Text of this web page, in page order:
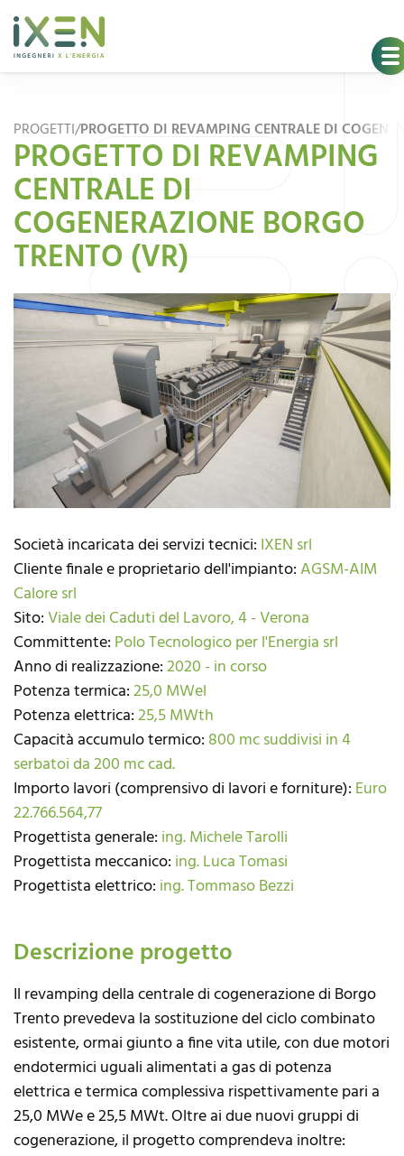
PROGETTI/PROGETTO DI REVAMPING CENTRALE DI
PROGETTO DI REVAMPING
CENTRALE DI
COGENERAZIONE BORGO
TRENTO (VR)
Società incaricata dei servizi tecnici: IXEN srl
Cliente finale e proprietario dell'impianto:AGSM-AIM
Calore srl
Sito:Viale dei Caduti del Lavoro, 4 - Verona
Committente: Polo Tecnologico per l'Energia srl
Anno di realizzazione:2020 - in corso
Potenza termica:25,0 MWel
Potenza elettrica:25,5 MWth
Capacità accumulo termico: 800 mc suddivisi in 4
serbatoi da 200 mc cad.
Importo lavori (comprensivo di lavori e forniture): Euro
22.766.564,77
Progettista generale: ing. Michele Tarolli
Progettista meccanico: ing. Luca Tomasi
Progettista elettrico: ing. Tommaso Bezzi
Descrizione progetto
Il revamping della centrale di cogenerazione di Borgo
Trento prevedeva la sostituzione del ciclo combinato
esistente, ormai giunto a fine vita utile, con due motori
endotermici uguali alimentati a gas di potenza
elettrica e termica complessiva rispettivamente pari a
25,0 MWe e 25,5 MWt. Oltre ai due nuovi gruppi di
cogenerazione, il progetto comprendeva inoltre: